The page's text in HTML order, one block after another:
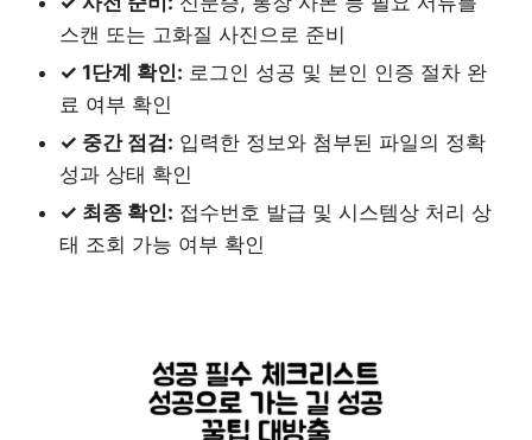
스캔 또는 고화질 사진으로 준비
✓ 1단계 확인: 로그인 성공 및 본인 인증 절차 완
료 여부 확인
✓ 중간 점검: 입력한 정보와 첨부된 파일의 정확
성과 상태 확인
✓ 최종 확인: 접수번호 발급 및 시스템상 처리 상
태 조회 가능 여부 확인